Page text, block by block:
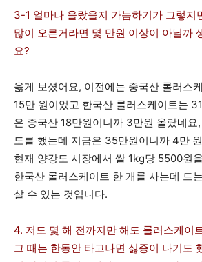
3-1 얼마나 올랐을지 가늠하기가 그렇지
많이 오른거라면 몇 만원 이상이 아닐까
요?
옳게 보셨어요, 이전에는 중국산 롤러스
15만 원이었고 한국산 롤러스케이트는
은 중국산 18만원이니까 3만원 올랐네요
도를 했는데 지금은 35만원이니까 4만
현재 양강도 시장에서 쌀 1kg당 5500원
한국산 롤러스케이트 한 개를 사는데 드
살 수 있는 것입니다.
4. 저도 몇 해 전까지만 해도 롤러스케이
그 때는 한동안 타고나면 싫증이 나기도